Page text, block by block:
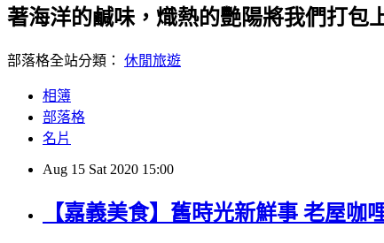
著海洋的鹹味，熾熱的艷陽將我們打包
部落格全站分類： 休閒旅遊
相簿
部落格
名片
Aug 15 Sat 2020 15:00
【嘉義美食】舊時光新鮮事 老屋